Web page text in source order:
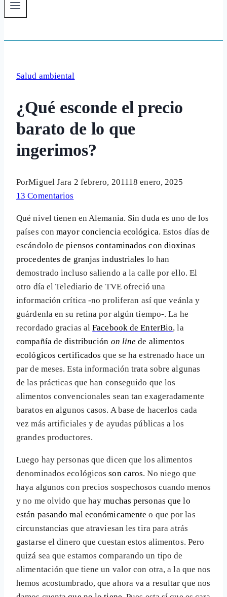
Salud ambiental
¿Qué esconde el precio
barato de lo que
ingerimos?
PorMiguel Jara 2 febrero, 201118 enero, 2025
13 Comentarios
Qué nivel tienen en Alemania. Sin duda es uno de los
países conmayor conciencia ecológica. Estos días de
escándolo depiensos contaminados con dioxinas
procedentes de granjas industriales lo han
demostrado incluso saliendo a la calle por ello. El
otro día el Telediario de TVE ofreció una
información crítica -no proliferan así que veánla y
guárdenla en su retina por algún tiempo-. La he
recordado gracias alFacebook de EnterBio, la
compañía de distribución on linede alimentos
ecológicos certificadosque se ha estrenado hace un
par de meses. Esta información trata sobre algunas
de las prácticas que han conseguido que los
alimentos convencionales sean tan exageradamente
baratos en algunos casos. A base de hacerlos cada
vez más artificiales y de ayudas públicas a los
grandes productores.
Luego hay personas que dicen que los alimentos
denominados ecológicosson caros. No niego que
haya algunos con precios sospechosos cuando menos
y no me olvido que haymuchas personas que lo
están pasando mal económicamenteo que por las
circunstancias que atraviesan les tira para atrás
gastarse el dinero que cuestan estos alimentos. Pero
quizá sea que estamos comparando un tipo de
alimentación que tiene un valor con otra, a la que nos
hemos acostumbrado, que ahora va a resultar que nos